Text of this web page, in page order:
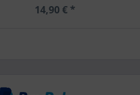
14,90 € *